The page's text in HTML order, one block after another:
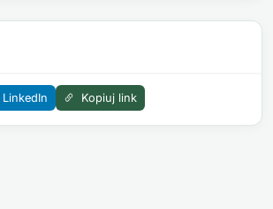
LinkedIn Kopiuj link